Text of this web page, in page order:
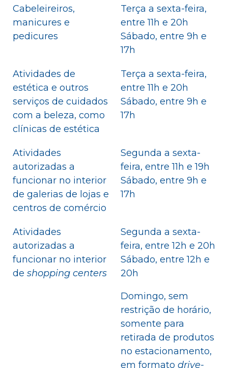
Cabeleireiros,
manicures e
pedicures
Terça a sexta-feira,
entre 11h e 20h
Sábado, entre 9h e
17h
Atividades de
estética e outros
serviços de cuidados
com a beleza, como
clínicas de estética
Terça a sexta-feira,
entre 11h e 20h
Sábado, entre 9h e
17h
Atividades
autorizadas a
funcionar no interior
de galerias de lojas e
centros de comércio
Segunda a sexta-
feira, entre 11h e 19h
Sábado, entre 9h e
17h
Atividades
autorizadas a
funcionar no interior
de shopping centers
Segunda a sexta-
feira, entre 12h e 20h
Sábado, entre 12h e
20h
Domingo, sem
restrição de horário,
somente para
retirada de produtos
no estacionamento,
em formato drive-